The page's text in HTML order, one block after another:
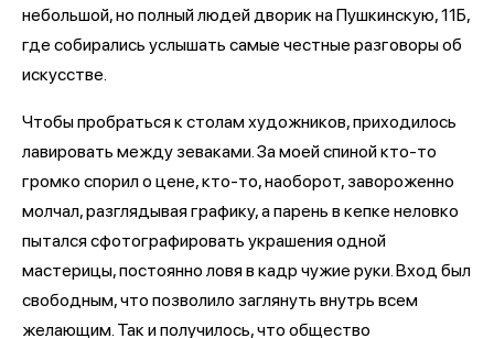
небольшой, но полный людей дворик на Пушкинскую, 11Б,
где собирались услышать самые честные разговоры об
искусстве.
Чтобы пробраться к столам художников, приходилось
лавировать между зеваками. За моей спиной кто-то
громко спорил о цене, кто-то, наоборот, завороженно
молчал, разглядывая графику, а парень в кепке неловко
пытался сфотографировать украшения одной
мастерицы, постоянно ловя в кадр чужие руки. Вход был
свободным, что позволило заглянуть внутрь всем
желающим. Так и получилось, что общество